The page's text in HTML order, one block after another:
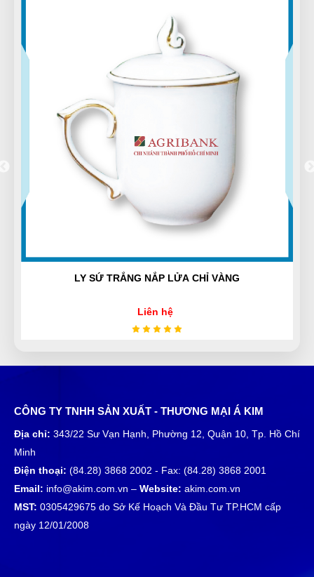
(Đánh giá 1 năm trước)
Đi 5 shop xem chỉ thấy mỗi shop phân biệt hàng
Huyền Trang
(Đánh giá 1 năm trước)
Nhân viên xinh gái, thái độ nhiệt tình, mua càng
ĐK
Đăng Khôi
quá tuyệt vời, hỗ trợ nhanh chóng
DL
Diệu Liên
LY SỨ LÙN
CÔNG TY TNHH SẢN XUẤT - THƯƠNG MẠI Á KIM
Địa chỉ: 343/22 Sư Vạn Hạnh, Phường 12, Quận 10, Tp. Hồ Chí
Minh
Điện thoại: (84.28) 3868 2002 - Fax: (84.28) 3868 2001
Email: info@akim.com.vn – Website: akim.com.vn
MST: 0305429675 do Sở Kế Hoạch Và Đầu Tư TP.HCM cấp
ngày 12/01/2008